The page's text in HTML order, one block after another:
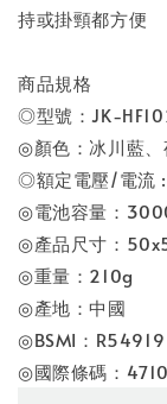
持或掛頸都方便
商品規格
◎型號：JK-
◎顏色：冰川藍、
◎額定電壓/電流
◎電池容量：
◎產品尺寸：
◎重量：210g
◎產地：中國
◎BSMI：
◎國際條碼：